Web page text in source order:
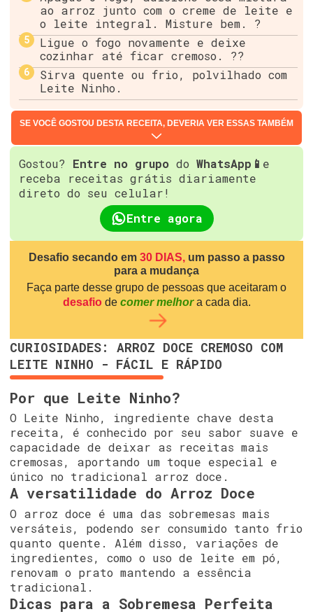
ao arroz junto com o creme de leite e
o leite integral. Misture bem. ?
Ligue o fogo novamente e deixe
cozinhar até ficar cremoso. ??
Sirva quente ou frio, polvilhado com
Leite Ninho.
SE VOCÊ GOSTOU DESTA RECEITA, DEVERIA VER ESSAS TAMBÉM
Gostou? Entre no grupo do WhatsApp📱 e
receba receitas grátis diariamente
direto do seu celular!
Entre agora
Desafio secando em 30 DIAS, um passo a passo
para a mudança
Faça parte desse grupo de pessoas que aceitaram o
desafio de comer melhora cada dia.
CURIOSIDADES: ARROZ DOCE CREMOSO COM
LEITE NINHO - FÁCIL E RÁPIDO
Por que Leite Ninho?
O Leite Ninho, ingrediente chave desta
receita, é conhecido por seu sabor suave e
capacidade de deixar as receitas mais
cremosas, aportando um toque especial e
único no tradicional arroz doce.
A versatilidade do Arroz Doce
O arroz doce é uma das sobremesas mais
versáteis, podendo ser consumido tanto frio
quanto quente. Além disso, variações de
ingredientes, como o uso de leite em pó,
renovam o prato mantendo a essência
tradicional.
Dicas para a Sobremesa Perfeita